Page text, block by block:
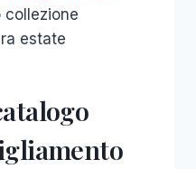
collezione
estate